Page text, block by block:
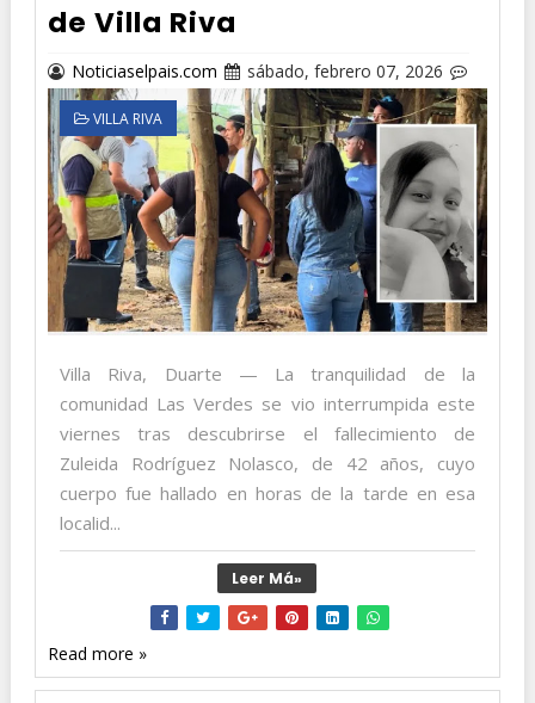
de Villa Riva
Noticiaselpais.com sábado, febrero 07, 2026
VILLA RIVA
Villa Riva, Duarte — La tranquilidad de la
comunidad Las Verdes se vio interrumpida este
viernes tras descubrirse el fallecimiento de
Zuleida Rodríguez Nolasco, de 42 años, cuyo
cuerpo fue hallado en horas de la tarde en esa
localid...
Leer Má»
Read more »